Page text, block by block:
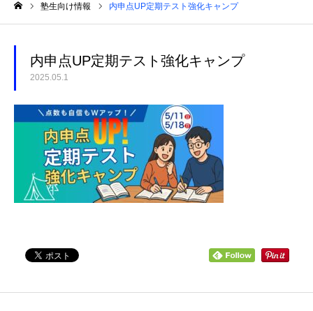
塾生向け情報 内申点UP定期テスト強化キャンプ
内申点UP定期テスト強化キャンプ
2025.05.1